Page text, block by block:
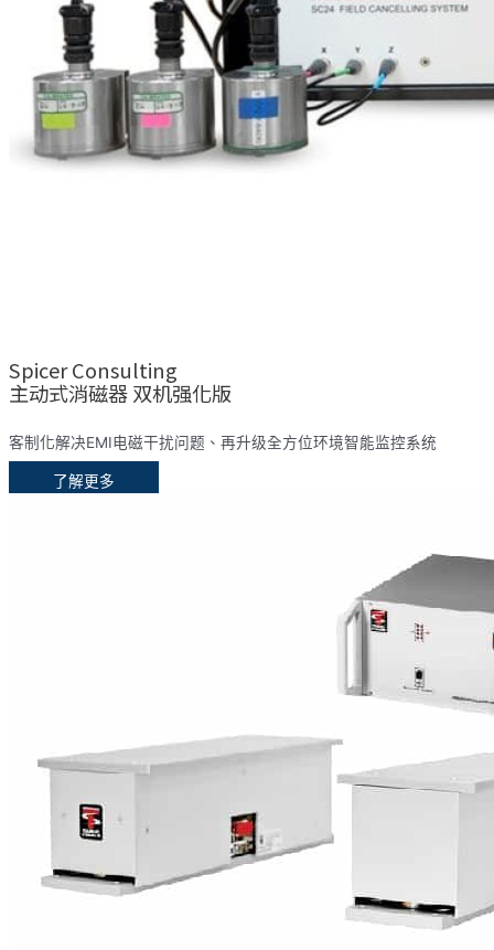
Spicer Consulting
主动式消磁器 双机强化版
客制化解决EMI电磁干扰问题、再升级全方位环境智能监控系统
了解更多